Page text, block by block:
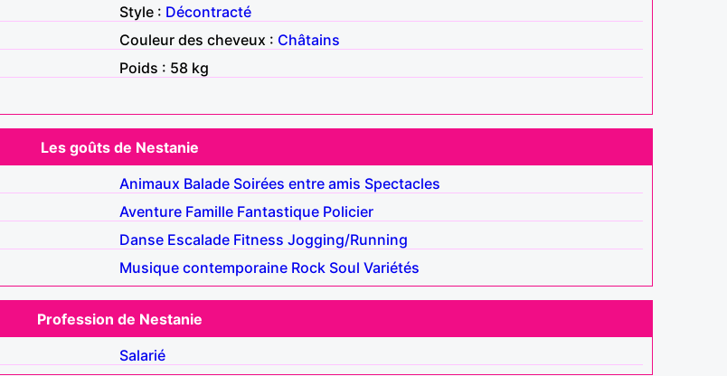
Style : Décontracté
Couleur des cheveux : Châtains
Poids : 58 kg
Les goûts de Nestanie
Animaux Balade Soirées entre amis Spectacles
Aventure Famille Fantastique Policier
Danse Escalade Fitness Jogging/Running
Musique contemporaine Rock Soul Variétés
Profession de Nestanie
Salarié